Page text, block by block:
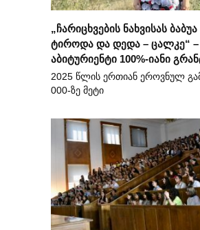
„ჩარიცხვების ნახვისას
ტიროდა და დედა – ცალკე“ –
აბიტურიენტი 100%-იანი
2025 წლის ერთიან ეროვნულ
000-ზე მეტი